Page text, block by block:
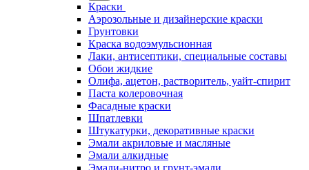
Краски
Аэрозольные и дизайнерские краски
Грунтовки
Краска водоэмульсионная
Лаки, антисептики, специальные составы
Обои жидкие
Олифа, ацетон, растворитель, уайт-спирит
Паста колеровочная
Фасадные краски
Шпатлевки
Штукатурки, декоративные краски
Эмали акриловые и масляные
Эмали алкидные
Эмали-нитро и грунт-эмали